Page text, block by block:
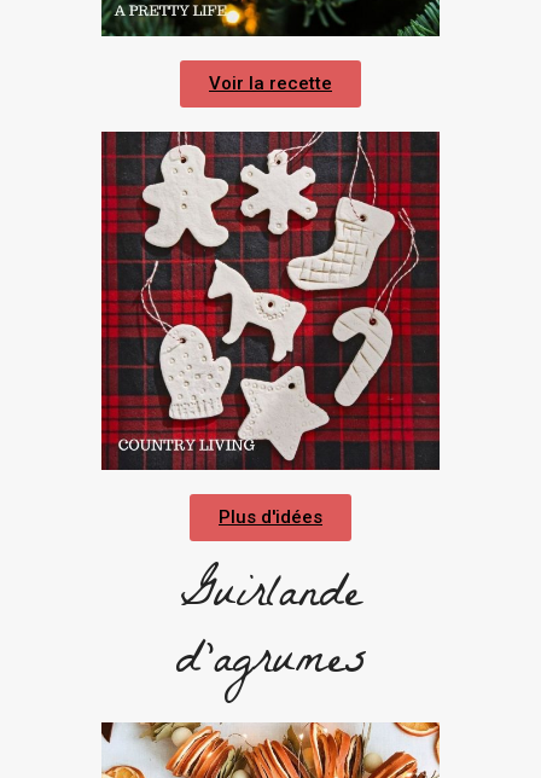
Voir la recette
Plus d'idées
Guirlande
d'agrumes